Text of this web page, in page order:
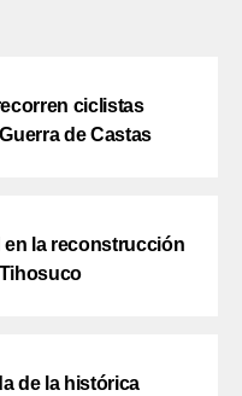
ciclistas
de Castas
en la reconstrucción
de la histórica